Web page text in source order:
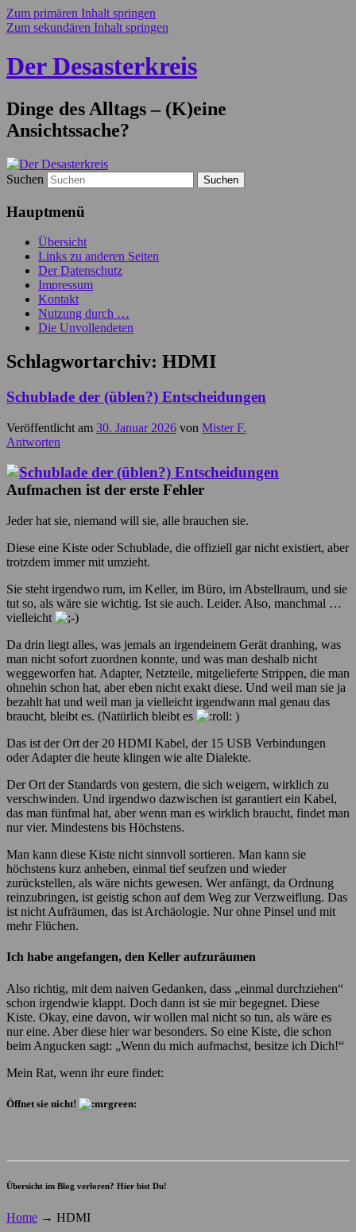
Zum primären Inhalt springen
Zum sekundären Inhalt springen
Der Desasterkreis
Dinge des Alltags – (K)eine
Ansichtssache?
Suchen
Hauptmenü
Übersicht
Links zu anderen Seiten
Der Datenschutz
Impressum
Kontakt
Nutzung durch …
Die Unvollendeten
Schlagwortarchiv: HDMI
Schublade der (üblen?) Entscheidungen
Veröffentlicht am 30. Januar 2026 von Mister F.
Antworten
Aufmachen ist der erste Fehler
Jeder hat sie, niemand will sie, alle brauchen sie.
Diese eine Kiste oder Schublade, die offiziell gar nicht existiert, aber
trotzdem immer mit umzieht.
Sie steht irgendwo rum, im Keller, im Büro, im Abstellraum, und sie
tut so, als wäre sie wichtig. Ist sie auch. Leider. Also, manchmal …
vielleicht
Da drin liegt alles, was jemals an irgendeinem Gerät dranhing, was
man nicht sofort zuordnen konnte, und was man deshalb nicht
weggeworfen hat. Adapter, Netzteile, mitgelieferte Strippen, die man
ohnehin schon hat, aber eben nicht exakt diese. Und weil man sie ja
bezahlt hat und weil man ja vielleicht irgendwann mal genau das
braucht, bleibt es. (Natürlich bleibt es
)
Das ist der Ort der 20 HDMI Kabel, der 15 USB Verbindungen
oder Adapter die heute klingen wie alte Dialekte.
Der Ort der Standards von gestern, die sich weigern, wirklich zu
verschwinden. Und irgendwo dazwischen ist garantiert ein Kabel,
das man fünfmal hat, aber wenn man es wirklich braucht, findet man
nur vier. Mindestens bis Höchstens.
Man kann diese Kiste nicht sinnvoll sortieren. Man kann sie
höchstens kurz anheben, einmal tief seufzen und wieder
zurückstellen, als wäre nichts gewesen. Wer anfängt, da Ordnung
reinzubringen, ist geistig schon auf dem Weg zur Verzweiflung. Das
ist nicht Aufräumen, das ist Archäologie. Nur ohne Pinsel und mit
mehr Flüchen.
Ich habe angefangen, den Keller aufzuräumen
Also richtig, mit dem naiven Gedanken, dass „einmal durchziehen“
schon irgendwie klappt. Doch dann ist sie mir begegnet. Diese
Kiste. Okay, eine davon, wir wollen mal nicht so tun, als wäre es
nur eine. Aber diese hier war besonders. So eine Kiste, die schon
beim Angucken sagt: „Wenn du mich aufmachst, besitze ich Dich!“
Mein Rat, wenn ihr eure findet:
Öffnet sie nicht!
Übersicht im Blog verloren? Hier bist Du!
Home → HDMI